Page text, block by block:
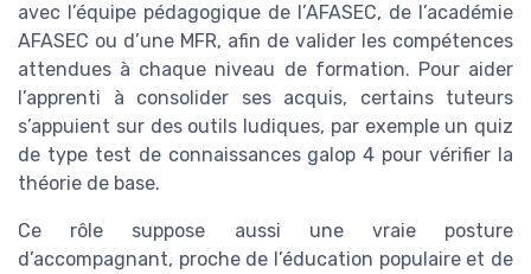
avec l’équipe pédagogique de l’AFASEC, de l’académie
AFASEC ou d’une MFR, afin de valider les compétences
attendues à chaque niveau de formation. Pour aider
l’apprenti à consolider ses acquis, certains tuteurs
s’appuient sur des outils ludiques, par exemple un quiz
de type test de connaissances galop 4 pour vérifier la
théorie de base.
Ce rôle suppose aussi une vraie posture
d’accompagnant, proche de l’éducation populaire et de